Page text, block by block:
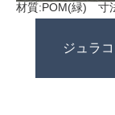
材質:POM(緑) 寸
ジュラ